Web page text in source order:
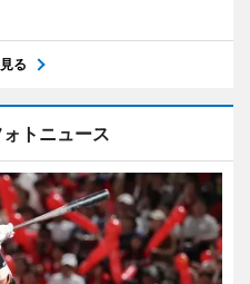
る
トニュース